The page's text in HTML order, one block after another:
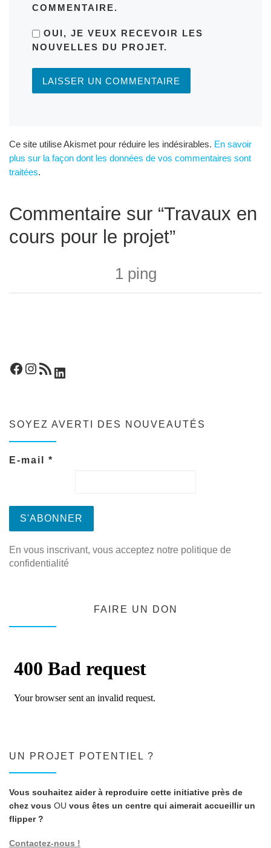
COMMENTAIRE.
OUI, JE VEUX RECEVOIR LES
NOUVELLES DU PROJET.
Ce site utilise Akismet pour réduire les indésirables. En savoir
plus sur la façon dont les données de vos commentaires sont
traitées.
Commentaire sur “Travaux en
cours pour le projet”
1 ping
Facebook
Instagram
Flux RSS
LinkedIn
SOYEZ AVERTI DES NOUVEAUTÉS
E-mail *
En vous inscrivant, vous acceptez notre politique de
confidentialité
FAIRE UN DON
UN PROJET POTENTIEL ?
Vous souhaitez aider à reproduire cette initiative près de
chez vous OU vous êtes un centre qui aimerait accueillir un
flipper ?
Contactez-nous !